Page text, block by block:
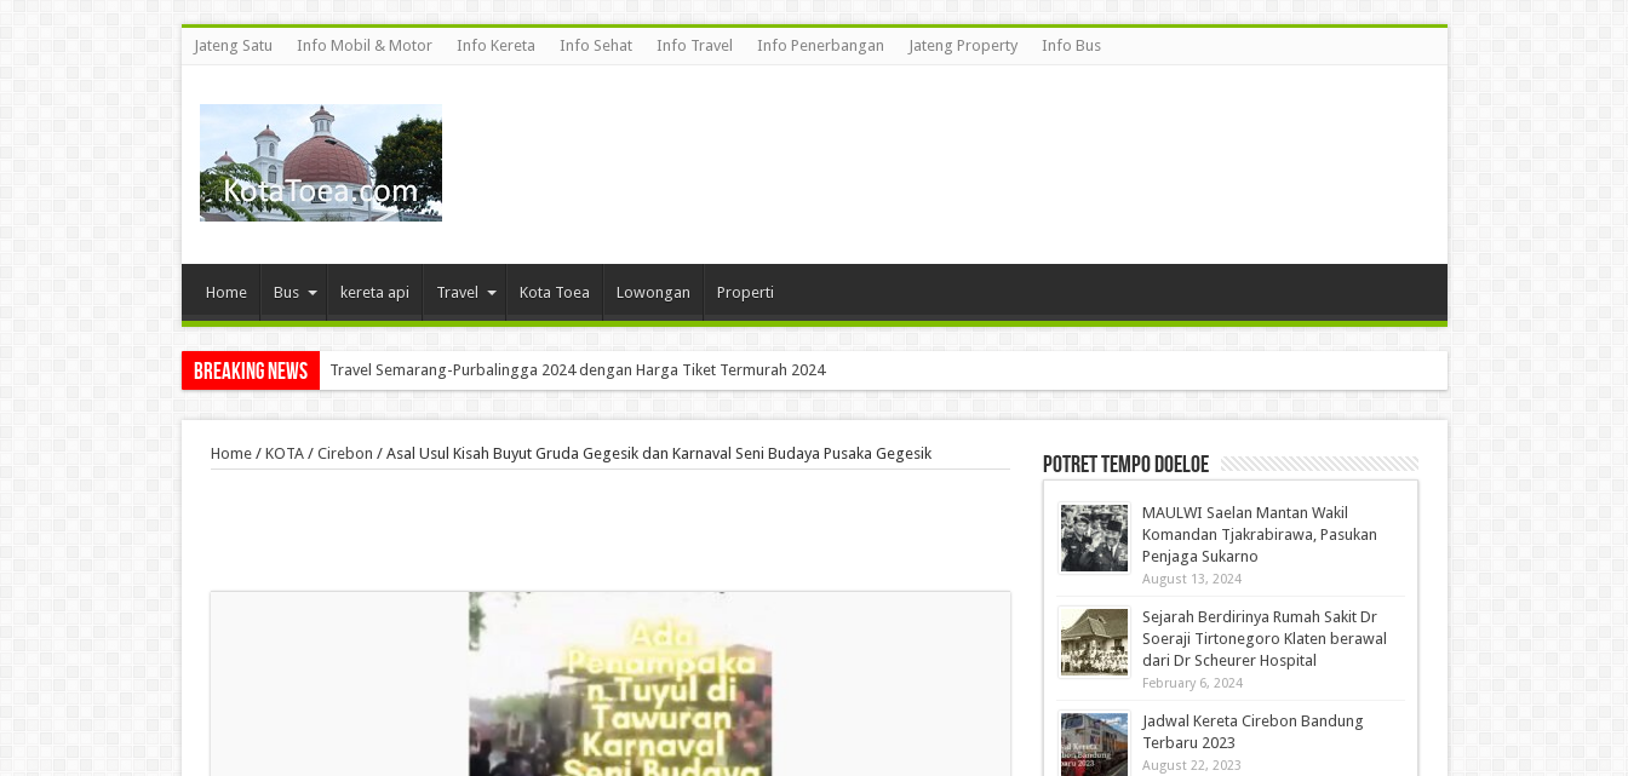
Jateng Satu Info Mobil & Motor Info Kereta Info Sehat Info Travel Info Penerbangan Jateng Property Info Bus
Home Bus kereta api Travel Kota Toea Lowongan Properti
Breaking News MAULWI Saelan Mantan Wakil Komandan Tjakrabirawa, Pasukan Penjaga Sukarno
Home/ KOTA/ Cirebon / Asal Usul Kisah Buyut Gruda Gegesik dan Karnaval Seni Budaya Pusaka Gegesik Potret Tempo Doeloe
MAULWI Saelan Mantan Wakil
Komandan Tjakrabirawa, Pasukan
Penjaga Sukarno
August 13, 2024
Sejarah Berdirinya Rumah Sakit Dr
Soeraji Tirtonegoro Klaten berawal
dari Dr Scheurer Hospital
February 6, 2024
Jadwal Kereta Cirebon Bandung
Terbaru 2023
August 22, 2023